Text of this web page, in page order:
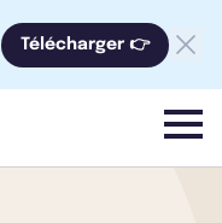
Télécharger 👉
menu